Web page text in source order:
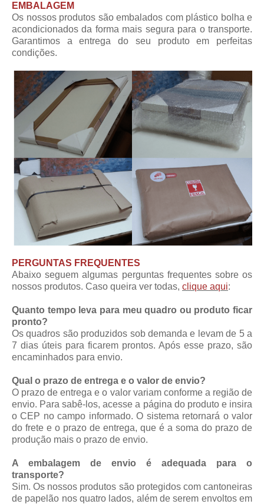
EMBALAGEM
Os nossos produtos são embalados com plástico bolha e
acondicionados da forma mais segura para o transporte.
Garantimos a entrega do seu produto em perfeitas
condições.
PERGUNTAS FREQUENTES
Abaixo seguem algumas perguntas frequentes sobre os
nossos produtos. Caso queira ver todas, clique aqui:
Quanto tempo leva para meu quadro ou produto ficar
pronto?
Os quadros são produzidos sob demanda e levam de 5 a
7 dias úteis para ficarem prontos. Após esse prazo, são
encaminhados para envio.
Qual o prazo de entrega e o valor de envio?
O prazo de entrega e o valor variam conforme a região de
envio. Para sabê-los, acesse a página do produto e insira
o CEP no campo informado. O sistema retornará o valor
do frete e o prazo de entrega, que é a soma do prazo de
produção mais o prazo de envio.
A embalagem de envio é adequada para o
transporte?
Sim. Os nossos produtos são protegidos com cantoneiras
de papelão nos quatro lados, além de serem envoltos em